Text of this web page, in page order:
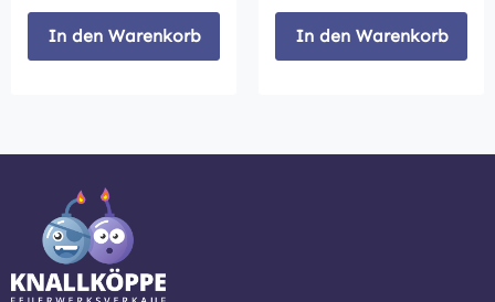
In den Warenkorb In den Warenkorb